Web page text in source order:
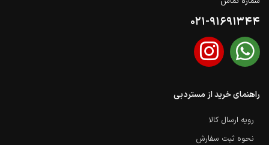
021-91691344
راهنمای خرید از مستردبی
رویه ارسال کالا
نحوه ثبت سفارش